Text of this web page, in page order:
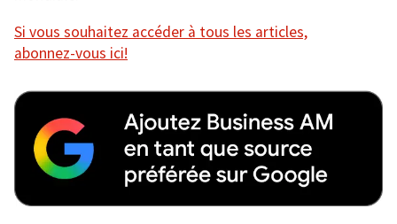
Si vous souhaitez accéder à tous les articles,
abonnez-vous ici!